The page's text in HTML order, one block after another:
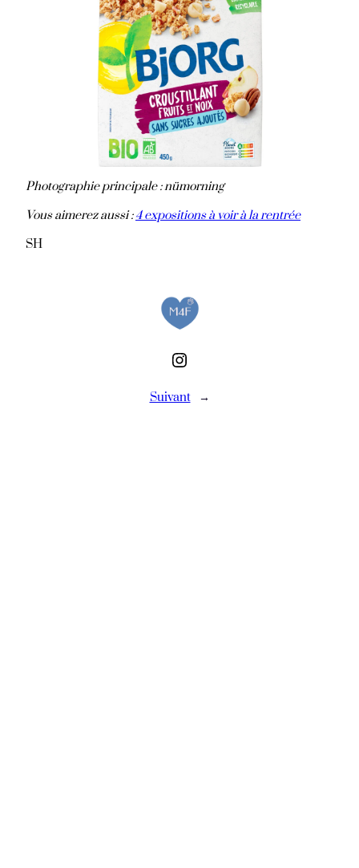
Photographie principale : nümorning
Vous aimerez aussi :4 expositions à voir à la rentrée
SH
Instagram
Suivant →